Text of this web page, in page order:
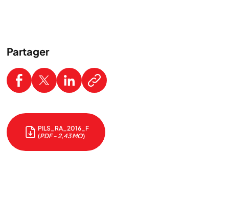
Partager
PILS_RA_2016_F
(PDF - 2,43 MO)